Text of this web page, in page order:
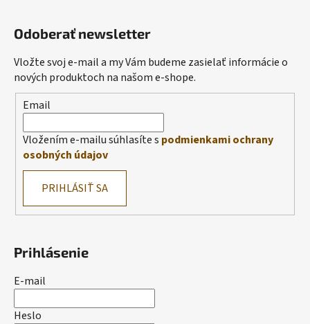
Odoberať newsletter
Vložte svoj e-mail a my Vám budeme zasielať informácie o
nových produktoch na našom e-shope.
Email
Vložením e-mailu súhlasíte s podmienkami ochrany
osobných údajov
PRIHLÁSIŤ SA
Prihlásenie
E-mail
Heslo